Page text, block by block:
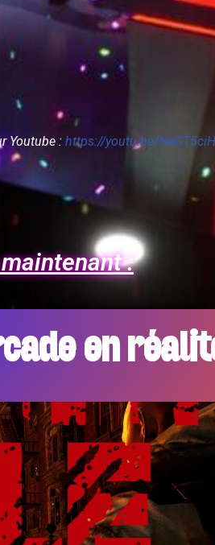
Youtube : https://youtu.be/
:
en